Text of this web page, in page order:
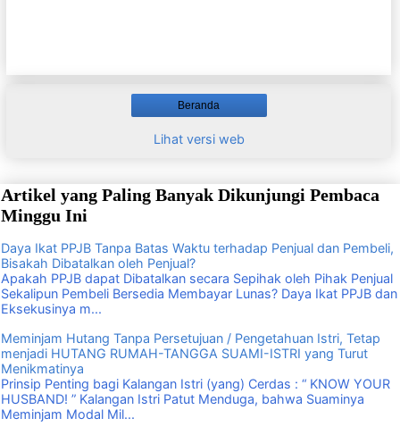
Beranda
Lihat versi web
Artikel yang Paling Banyak Dikunjungi Pembaca
Minggu Ini
Daya Ikat PPJB Tanpa Batas Waktu terhadap Penjual dan Pembeli,
Bisakah Dibatalkan oleh Penjual?
Apakah PPJB dapat Dibatalkan secara Sepihak oleh Pihak Penjual
Sekalipun Pembeli Bersedia Membayar Lunas? Daya Ikat PPJB dan
Eksekusinya m...
Meminjam Hutang Tanpa Persetujuan / Pengetahuan Istri, Tetap
menjadi HUTANG RUMAH-TANGGA SUAMI-ISTRI yang Turut
Menikmatinya
Prinsip Penting bagi Kalangan Istri (yang) Cerdas : “ KNOW YOUR
HUSBAND! ” Kalangan Istri Patut Menduga, bahwa Suaminya
Meminjam Modal Mil...